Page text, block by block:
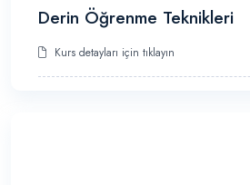
Derin Öğrenme Teknikleri
Kurs detayları için tıklayın